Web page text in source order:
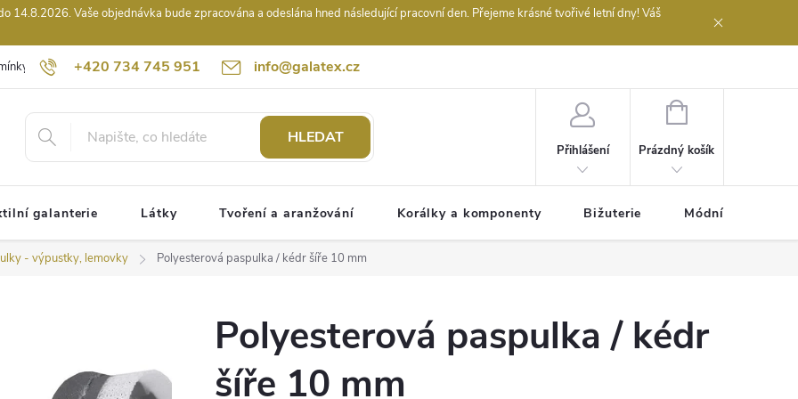
14.8.2026. Vaše objednávka bude zpracována a odeslána hned následující pracovní den. Přejeme krásné tvořivé letní dny! Váš
+420 734 745 951 info@galatex.cz
Podmínky ochrany osobních údajů Kontakty Hodnocení obchodu
HLEDAT
Přihlášení
NÁKUPNÍ
Prázdný košík
galanterie Látky Tvoření a aranžování Korálky a komponenty Bižuterie Módní doplňky
- výpustky, lemovky Polyesterová paspulka / kédr šíře 10 mm
Polyesterová paspulka / kédr
šíře 10 mm